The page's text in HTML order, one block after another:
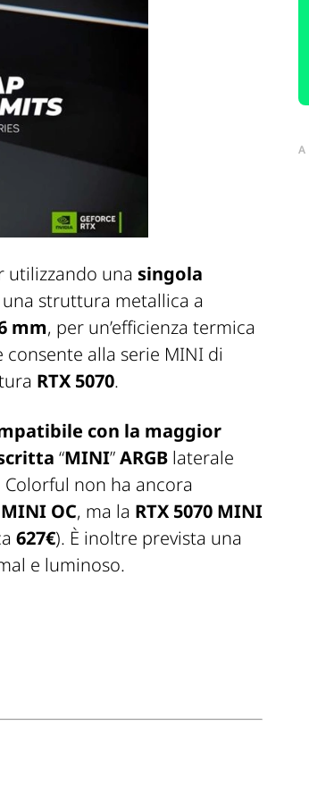
utilizzando una singola
struttura metallica a
mm, per un’efficienza termica
alla serie MINI di
RTX 5070.
con la maggior
“MINI”ARGB laterale
non ha ancora
OC, ma la RTX 5070 MINI
627€). È inoltre prevista una
e luminoso.